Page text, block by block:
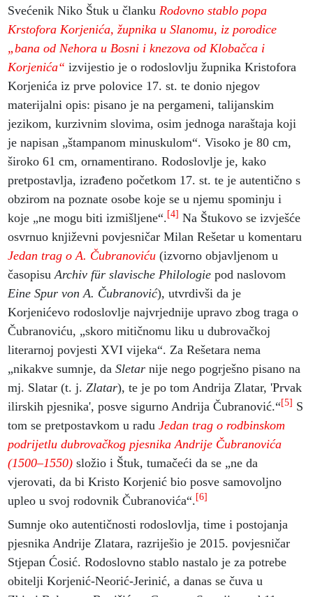
Svećenik Niko Štuk u članku Rodovno stablo popa
Krstofora Korjenića, župnika u Slanomu, iz porodice
„bana od Nehora u Bosni i knezova od Klobačca i
Korjenića“ izvijestio je o rodoslovlju župnika Kristofora
Korjenića iz prve polovice 17. st. te donio njegov
materijalni opis: pisano je na pergameni, talijanskim
jezikom, kurzivnim slovima, osim jednoga naraštaja koji
je napisan „štampanom minuskulom“. Visoko je 80 cm,
široko 61 cm, ornamentirano. Rodoslovlje je, kako
pretpostavlja, izrađeno početkom 17. st. te je autentično s
obzirom na poznate osobe koje se u njemu spominju i
koje „ne mogu biti izmišljene“. [4] Na Štukovo se izvješće
osvrnuo književni povjesničar Milan Rešetar u komentaru
Jedan trag o A. Čubranoviću(izvorno objavljenom u
časopisuArchiv für slavische Philologiepod naslovom
Eine Spur von A. Čubranović), utvrdivši da je
Korjenićevo rodoslovlje najvrjednije upravo zbog traga o
Čubranoviću, „skoro mitičnomu liku u dubrovačkoj
literarnoj povjesti XVI vijeka“. Za Rešetara nema
„nikakve sumnje, da Sletarnije nego pogrješno pisano na
mj. Slatar (t. j. Zlatar), te je po tom Andrija Zlatar, 'Prvak
ilirskih pjesnika', posve sigurno Andrija Čubranović.“[5] S
tom se pretpostavkom u radu Jedan trag o rodbinskom
podrijetlu dubrovačkog pjesnika Andrije Čubranovića
(1500–1550)složio i Štuk, tumačeći da se „ne da
vjerovati, da bi Kristo Korjenić bio posve samovoljno
upleo u svoj rodovnik Čubranovića“. [6]
Sumnje oko autentičnosti rodoslovlja, time i postojanja
pjesnika Andrije Zlatara, razriješio je 2015. povjesničar
Stjepan Ćosić. Rodoslovno stablo nastalo je za potrebe
obitelji Korjenić-Neorić-Jerinić, a danas se čuva u